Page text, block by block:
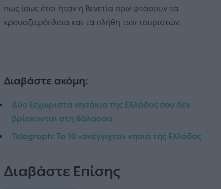
πως ίσως έτσι ήταν η Βενετία πριν φτάσουν τα
κρουαζιερόπλοια και τα πλήθη των τουριστών.
Διαβάστε ακόμη:
Δύο ξεχωριστά νησάκια της Ελλάδας που δεν
βρίσκονται στη θάλασσα
Telegraph: Τα 10 «ανέγγιχτα» νησιά της Ελλάδας
Διαβάστε Επίσης